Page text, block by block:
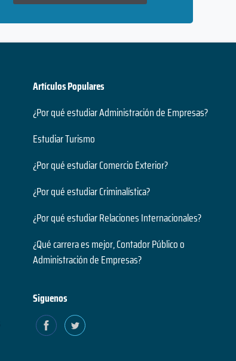
Artículos Populares
¿Por qué estudiar Administración de Empresas?
Estudiar Turismo
¿Por qué estudiar Comercio Exterior?
¿Por qué estudiar Criminalística?
¿Por qué estudiar Relaciones Internacionales?
¿Qué carrera es mejor, Contador Público o
Administración de Empresas?
Siguenos